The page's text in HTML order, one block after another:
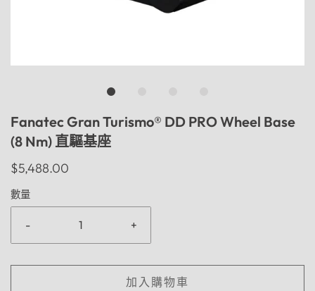
Fanatec Gran Turismo® DD PRO Wheel Base
(8 Nm) 直驅基座
$5,488.00
數量
- +
加入購物車